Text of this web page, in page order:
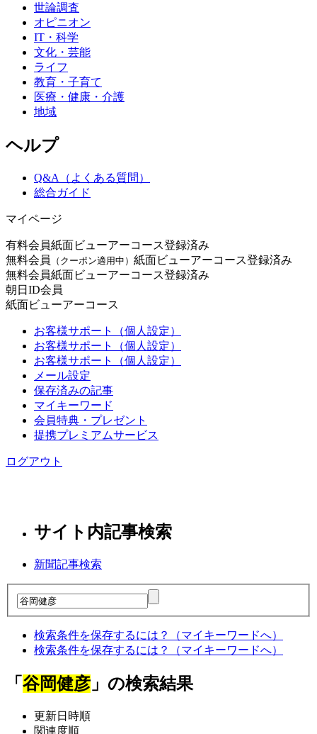
世論調査
オピニオン
IT・科学
文化・芸能
ライフ
教育・子育て
医療・健康・介護
地域
ヘルプ
Q&A（よくある質問）
総合ガイド
マイページ
有料会員紙面ビューアーコース登録済み
無料会員
（クーポン適用中） 紙面ビューアーコース登録済み
無料会員紙面ビューアーコース登録済み
朝日ID会員
紙面ビューアーコース
お客様サポート（個人設定）
お客様サポート（個人設定）
お客様サポート（個人設定）
メール設定
保存済みの記事
マイキーワード
会員特典・プレゼント
提携プレミアムサービス
ログアウト
サイト内記事検索
新聞記事検索
検索条件を保存するには？（マイキーワードへ）
検索条件を保存するには？（マイキーワードへ）
「 谷岡健彦 」の検索結果
更新日時順
関連度順